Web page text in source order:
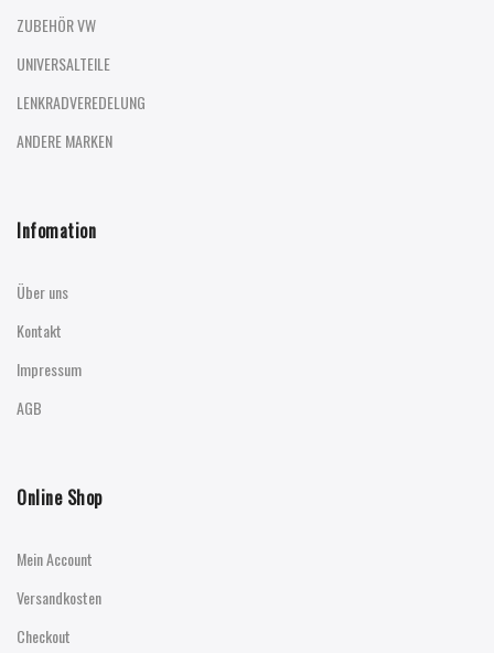
ZUBEHÖR VW
UNIVERSALTEILE
LENKRADVEREDELUNG
ANDERE MARKEN
Infomation
Über uns
Kontakt
Impressum
AGB
Online Shop
Mein Account
Versandkosten
Checkout